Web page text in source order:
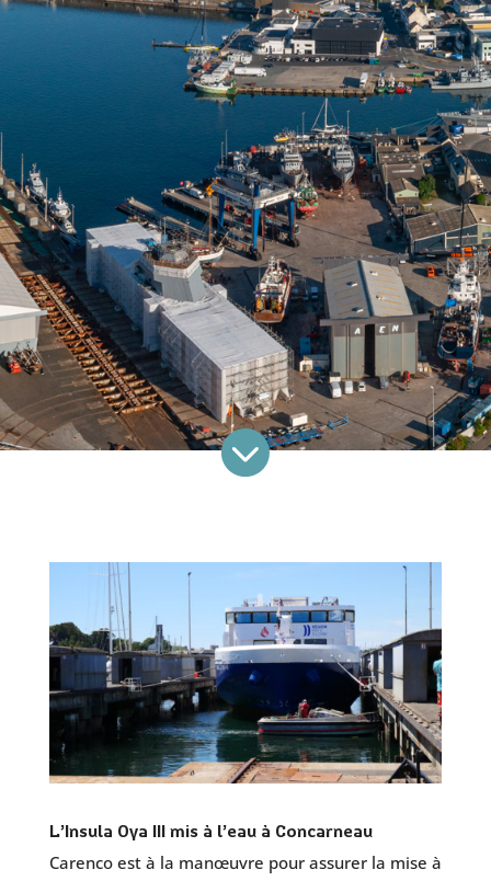
L’Insula Oya III mis à l’eau à Concarneau
Carenco est à la manœuvre pour assurer la mise à